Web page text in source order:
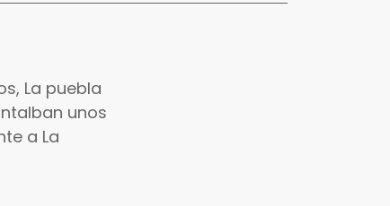
La puebla
unos
a La